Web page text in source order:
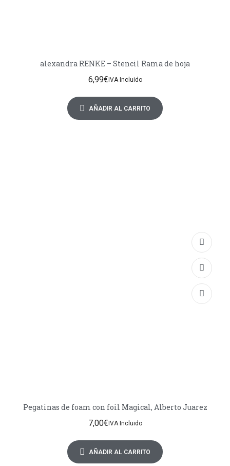
alexandra RENKE – Stencil Rama de hoja
6,99€IVA Incluido
AÑADIR AL CARRITO
Pegatinas de foam con foil Magical, Alberto Juarez
7,00€IVA Incluido
AÑADIR AL CARRITO